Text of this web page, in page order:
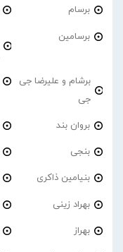
برسام
برسامین
برشام و علیرضا جی
جی
بروان بند
بنجی
بنیامین ذاکری
بهراد زینی
بهراز